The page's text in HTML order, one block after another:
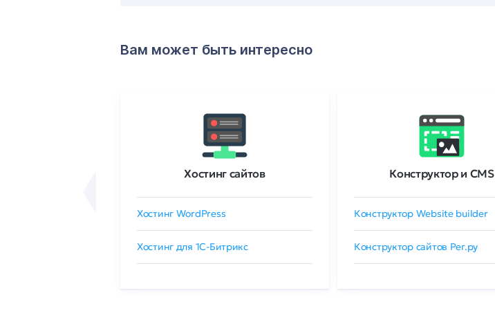
Вам может быть интересно
Хостинг сайтов
Хостинг WordPress
Хостинг для 1C-Битрикс
Конструктор и CMS
Конструктор Website builder
Конструктор сайтов Рег.ру